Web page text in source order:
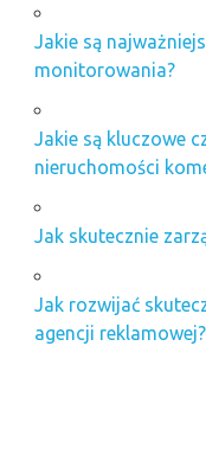
Jakie są
monitorowania?
Jakie są kluczowe
nieruchomości
Jak skutecznie
Jak rozwijać
agencji reklamowej?